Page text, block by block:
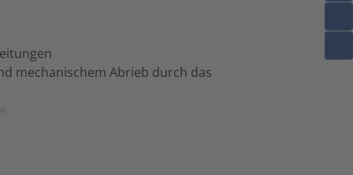
mechanischem Abrieb durch das